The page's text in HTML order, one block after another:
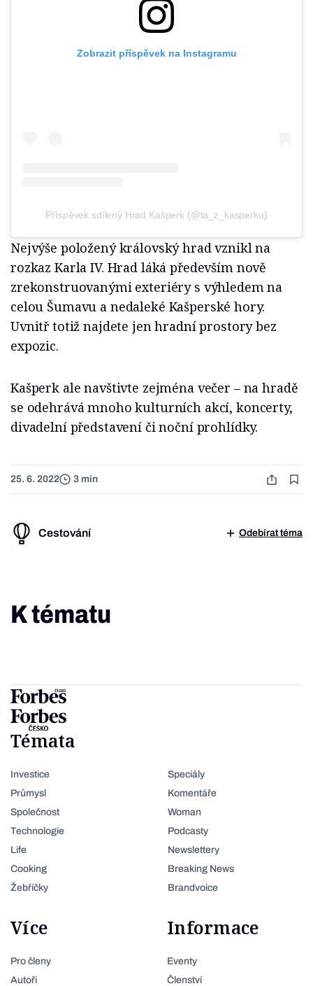
Zobrazit příspěvek na Instagramu
Příspěvek sdílený Hrad Kašperk (@ta_z_kasperku)
Nejvýše položený královský hrad vznikl na
rozkaz Karla IV. Hrad láká především nově
zrekonstruovanými exteriéry s výhledem na
celou Šumavu a nedaleké Kašperské hory.
Uvnitř totiž najdete jen hradní prostory bez
expozic.
Kašperk ale navštivte zejména večer – na hradě
se odehrává mnoho kulturních akcí, koncerty,
divadelní představení či noční prohlídky.
25. 6. 2022 3 min
Cestování Odebírat téma
K tématu
Témata
Investice
Průmysl
Společnost
Technologie
Life
Cooking
Žebříčky
Speciály
Komentáře
Woman
Podcasty
Newslettery
Breaking News
Brandvoice
Více
Pro členy
Autoři
Informace
Eventy
Členství